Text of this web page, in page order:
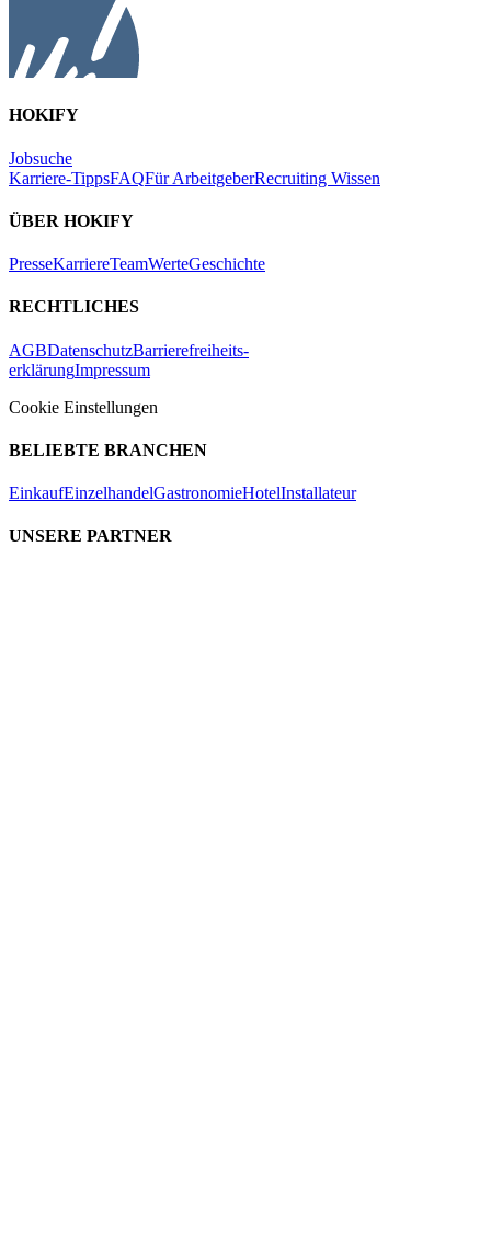
HOKIFY
Jobsuche
Karriere-TippsFAQFür ArbeitgeberRecruiting Wissen
ÜBER HOKIFY
PresseKarriereTeamWerteGeschichte
RECHTLICHES
AGBDatenschutzBarrierefreiheits-
erklärungImpressum
Cookie Einstellungen
BELIEBTE BRANCHEN
EinkaufEinzelhandelGastronomieHotelInstallateur
UNSERE PARTNER